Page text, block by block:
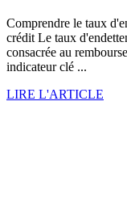
Comprendre le taux
crédit Le taux
consacrée au
indicateur clé ...
LIRE L'ARTICLE